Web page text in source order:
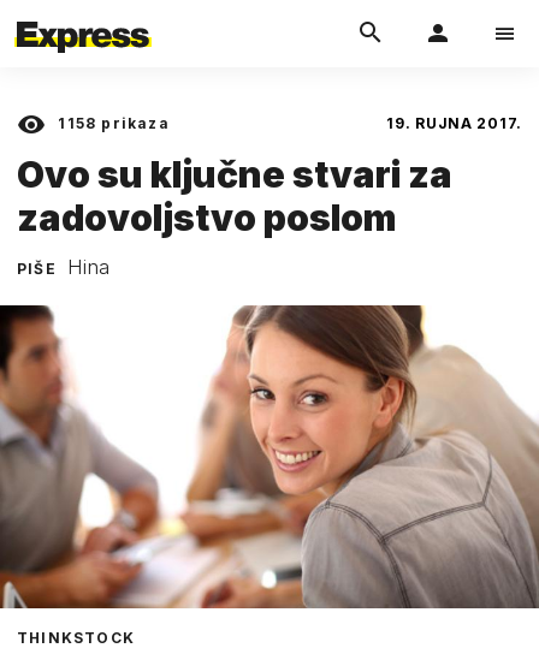
1158 prikaza 19. RUJNA 2017.
Ovo su ključne stvari za
zadovoljstvo poslom
PIŠE Hina
THINKSTOCK